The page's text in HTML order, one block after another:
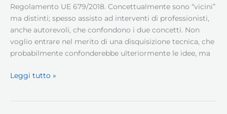
Regolamento UE 679/2018. Concettualmente sono “vicini”
ma distinti; spesso assisto ad interventi di professionisti,
anche autorevoli, che confondono i due concetti. Non
voglio entrare nel merito di una disquisizione tecnica, che
probabilmente confonderebbe ulteriormente le idee, ma
Differenza
Leggi tutto »